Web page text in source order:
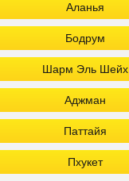
Аланья
Бодрум
Шарм Эль Шейх
Аджман
Паттайя
Пхукет